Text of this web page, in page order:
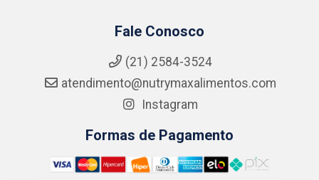
Fale Conosco
(21) 2584-3524
atendimento@nutrymaxalimentos.com
Instagram
Formas de Pagamento